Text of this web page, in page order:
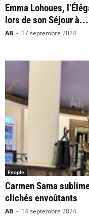
Emma Lohoues,
lors de son Séjour à...
AB - 17 septembre 2024
People
Carmen Sama
clichés envoûtants
AB - 14 septembre 2024